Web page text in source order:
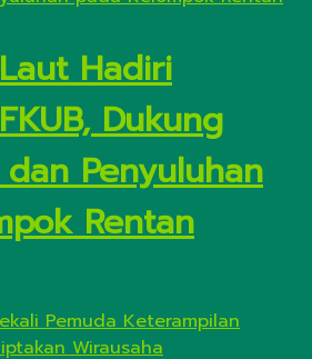
Hadiri
Dukung
Penyuluhan
Rentan